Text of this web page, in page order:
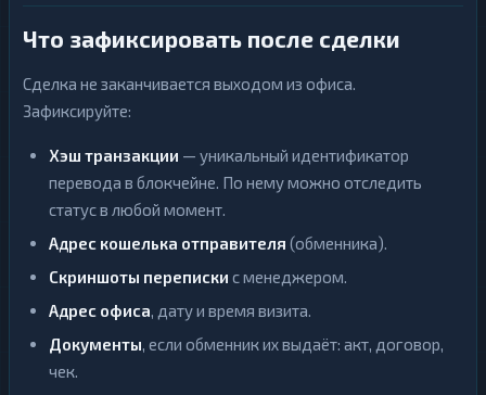
Что зафиксировать после сделки
Сделка не заканчивается выходом из офиса.
Зафиксируйте:
Хэш транзакции — уникальный идентификатор
перевода в блокчейне. По нему можно отследить
статус в любой момент.
Адрес кошелька отправителя (обменника).
Скриншоты переписки с менеджером.
Адрес офиса, дату и время визита.
Документы, если обменник их выдаёт: акт, договор,
чек.